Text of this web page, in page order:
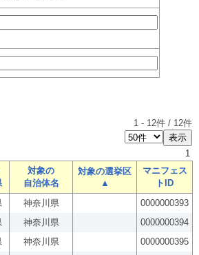
1 - 12件 / 12件
1
対象の
自治体名
対象の選挙区
▲
マニフェス
トID
神奈川県
0000000393
神奈川県
0000000394
神奈川県
0000000395